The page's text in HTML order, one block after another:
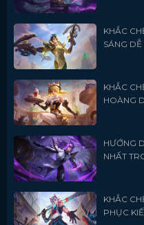
KHẮC
SÁNG DỄ
KHẮC
HOÀNG
HƯỚNG
NHẤT
KHẮC
PHỤC